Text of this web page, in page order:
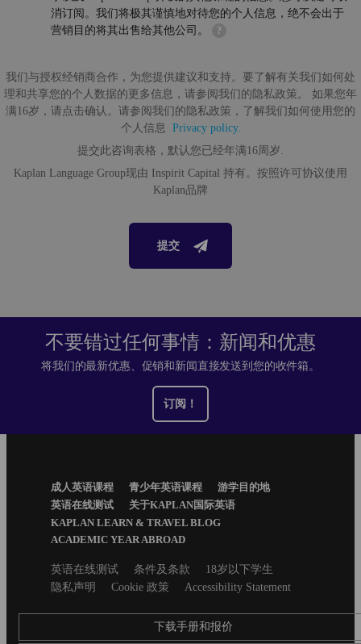
消订阅。我们将极其谨慎地对待您的个人信息，绝不会出于
营销目的将其出售给其他公司。
?
我们与授权经销商合作，为您提供建议和支持。要了解有关我们如何处
理和共享您的个人数据的更多信息，请参阅我们的隐私政策。 如果您年
满16岁，请点击确认。请参阅我们的隐私政策，了解我们如何使用您的
个人信息 Privacy policy.
提交此咨询表格，默认您已经年满16周岁.
Kaplan Language Group现由 Inspirit Capital 持有。按照许可协议使用
Kaplan品牌
提交
不要错过任何事情：新闻和优惠
将我们的最新优惠、促销和新闻直接发送到您的收件箱。
订阅！
成人英语课程 青少年英语课程
游学目的地
英语在线测试
关于KAPLAN国际英语
KAPLAN LEARN & TRAVEL BLOG
ACADEMIC YEAR ABROAD
Secondary英语在线测试 条件及条款
18岁以下学生
隐私声明
Cookie 政策 Accessibility Statement
下载手册和报价